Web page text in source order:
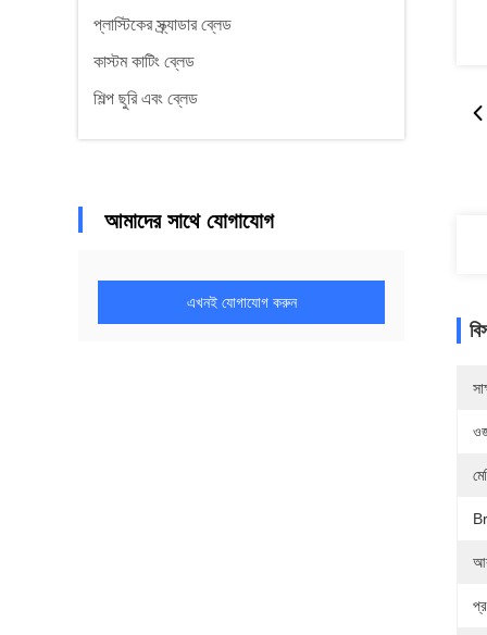
প্লাস্টিকের স্ক্র্যাডার ব্লেড
কাস্টম কাটিং ব্লেড
শিল্প ছুরি এবং ব্লেড
আমাদের সাথে যোগাযোগ
এখনই যোগাযোগ করুন